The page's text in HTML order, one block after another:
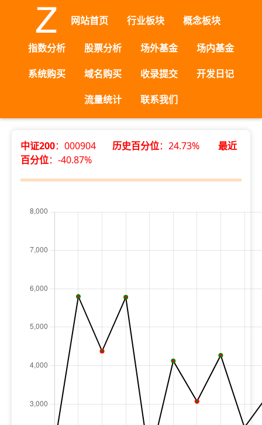
网站首页 行业板块 概念板块
指数分析 股票分析 场外基金
场内基金
系统购买
域名购买 收录提交
开发日记
流量统计
联系我们
中证200：000904 历史百分位：24.73% 最近
百分位：-40.87%